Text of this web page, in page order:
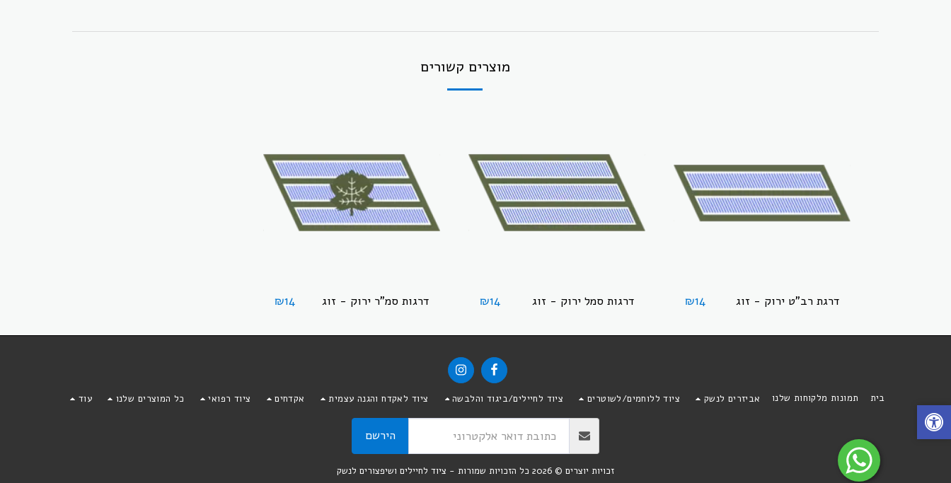
מוצרים קשורים
דרגת רב"ט ירוק - זוג ₪14 דרגות סמל ירוק - זוג ₪14 דרגות סמ"ר ירוק - זוג ₪14
בית תמונות מלקוחות שלנו אביזרים לנשק ציוד ללוחמים/לשוטרים ציוד לחיילים/ביגוד והלבשה ציוד לאקדח והגנה עצמית אקדחים ציוד רפואי כל המוצרים שלנו עוד
הירשם
זכויות יוצרים © 2026 כל הזכויות שמורות - ציוד לחיילים ושיפצורים לנשק